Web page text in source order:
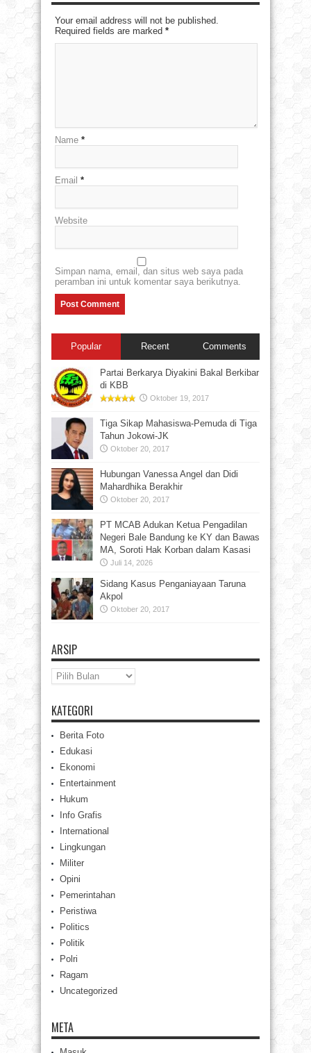
Your email address will not be published.
Required fields are marked *
Name *
Email *
Website
Simpan nama, email, dan situs web saya pada
peramban ini untuk komentar saya berikutnya.
Popular Recent Comments
Partai Berkarya Diyakini Bakal Berkibar
di KBB
Oktober 19, 2017
Tiga Sikap Mahasiswa-Pemuda di Tiga
Tahun Jokowi-JK
Oktober 20, 2017
Hubungan Vanessa Angel dan Didi
Mahardhika Berakhir
Oktober 20, 2017
PT MCAB Adukan Ketua Pengadilan
Negeri Bale Bandung ke KY dan Bawas
MA, Soroti Hak Korban dalam Kasasi
Juli 14, 2026
Sidang Kasus Penganiayaan Taruna
Akpol
Oktober 20, 2017
ARSIP
Arsip
KATEGORI
Berita Foto
Edukasi
Ekonomi
Entertainment
Hukum
Info Grafis
International
Lingkungan
Militer
Opini
Pemerintahan
Peristiwa
Politics
Politik
Polri
Ragam
Uncategorized
META